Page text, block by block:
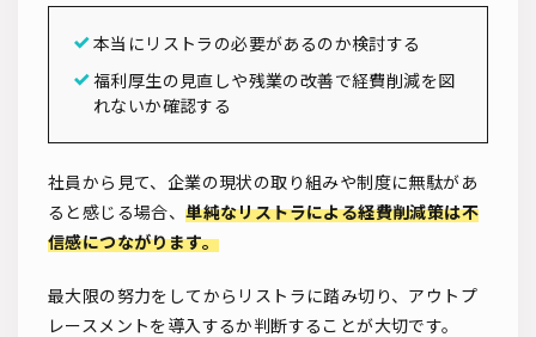
本当にリストラの必要があるのか検討する
福利厚生の見直しや残業の改善で経費削減を図
れないか確認する
社員から見て、企業の現状の取り組みや制度に無駄があ
ると感じる場合、単純なリストラによる経費削減策は不
信感につながります。
最大限の努力をしてからリストラに踏み切り、アウトプ
レースメントを導入するか判断することが大切です。